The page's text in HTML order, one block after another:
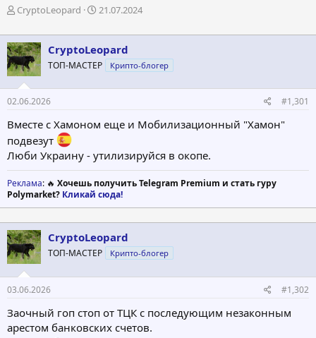
А
т
о
р
т
е
м
ы
CryptoLeopard
Д
т
а
н
а
ч
л
а
21.07.2024
CryptoLeopard
ТОП-МАСТЕР Крипто-блогер
02.06.2026 #1,301
Вместе с Хамоном еще и Мобилизационный "Хамон"
подвезут
Люби Украину - утилизируйся в окопе.
Реклама: 🔥 Хочешь получить Telegram Premium и стать гуру
Polymarket? Кликай сюда!
CryptoLeopard
ТОП-МАСТЕР Крипто-блогер
03.06.2026 #1,302
Заочный гоп стоп от ТЦК с последующим незаконным
арестом банковских счетов.